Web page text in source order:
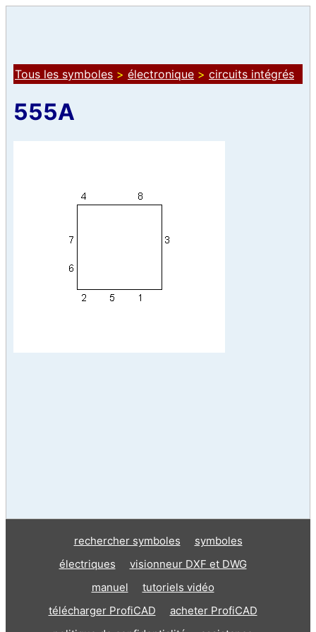
Tous les symboles > électronique > circuits intégrés
555A
rechercher symboles
symboles
électriques
visionneur DXF et DWG
manuel
tutoriels vidéo
télécharger ProfiCAD
acheter ProfiCAD